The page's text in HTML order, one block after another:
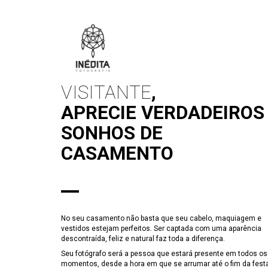
VISITANTE,
APRECIE VERDADEIROS
SONHOS DE
CASAMENTO
No seu casamento não basta que seu cabelo, maquiagem e
vestidos estejam perfeitos. Ser captada com uma aparência
descontraída, feliz e natural faz toda a diferença.
Seu fotógrafo será a pessoa que estará presente em todos os
momentos, desde a hora em que se arrumar até o fim da